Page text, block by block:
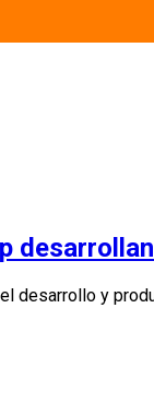
desarrollo y